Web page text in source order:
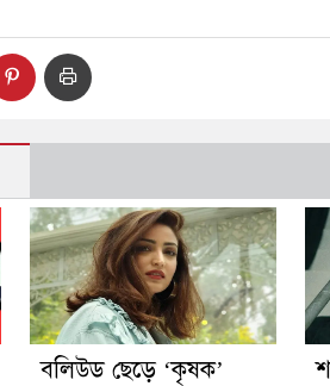
বলিউড ছেড়ে ‘কৃষক’